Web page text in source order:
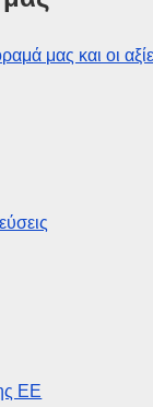
μας και οι
ΕΕ